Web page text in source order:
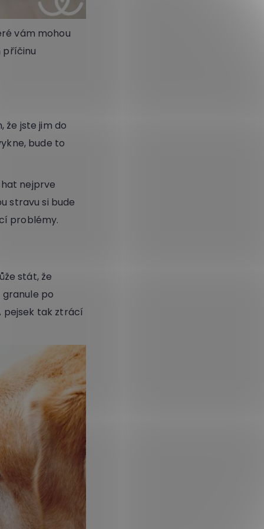
vám mohou
příčinu
že jste jim do
bude to
nejprve
stravu si bude
problémy.
stát, že
po
pejsek tak ztrácí